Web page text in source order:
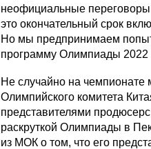
неофициальные
это окончательный срок
Но мы предпринимаем
программу Олимпиады 2022
Не случайно на
Олимпийского комитета
представителями
раскруткой Олимпиады в
из МОК о том, что его